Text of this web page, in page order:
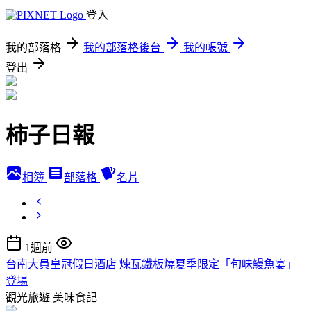
登入
我的部落格 我的部落格後台
我的帳號
登出
柿子日報
相簿 部落格 名片
1週前
台南大員皇冠假日酒店 煉瓦鐵板燒夏季限定「旬味鰻魚宴」
登場
觀光旅遊 美味食記